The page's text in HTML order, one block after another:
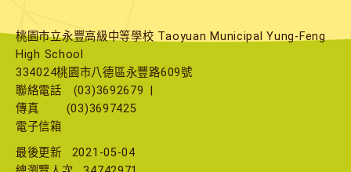
桃園市立永豐高級中等學校 Taoyuan Municipal Yung-Feng
High School
334024桃園市八德區永豐路609號
聯絡電話
(03)3692679
傳真
(03)3697425
電子信箱
最後更新
2021-05-04